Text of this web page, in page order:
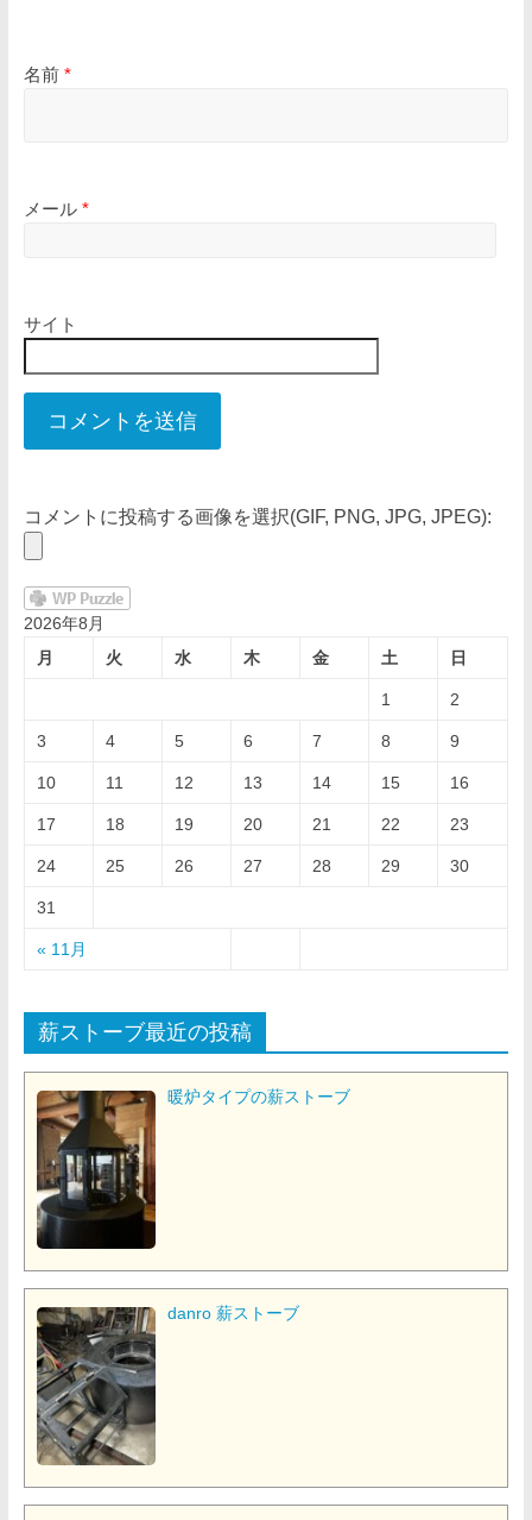
名前 *
メール *
サイト
コメントに投稿する画像を選択(GIF, PNG, JPG, JPEG):
2026年8月
月
火 水 木 金 土 日
« 11月
1 2
3 4 5 6 7 8 9
10 11 12 13 14 15 16
17 18 19 20 21 22 23
24 25 26 27 28 29 30
31
薪ストーブ最近の投稿
暖炉タイプの薪ストーブ
danro 薪ストーブ